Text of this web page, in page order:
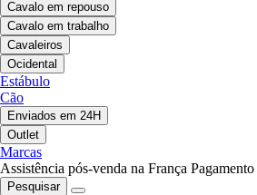
Cavalo em repouso
Cavalo em trabalho
Cavaleiros
Ocidental
Estábulo
Cão
Enviados em 24H
Outlet
Marcas
Assistência pós-venda na França
Pesquisar